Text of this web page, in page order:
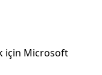
için Microsoft